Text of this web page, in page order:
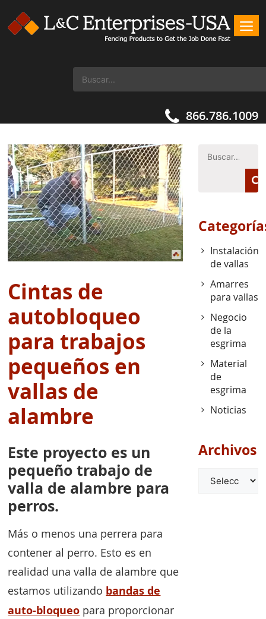
866.786.1009
Cintas de
autobloqueo
para trabajos
pequeños en
vallas de
alambre
Este proyecto es un
pequeño trabajo de
valla de alambre para
perros.
Más o menos una perrera para
contener al perro. Esto es en
realidad una valla de alambre que
estamos utilizando bandas de
auto-bloqueo para proporcionar
Instalación
de vallas
Amarres
para vallas
Negocio
de la
esgrima
Material
de
esgrima
Noticias
Archivos
Archivos